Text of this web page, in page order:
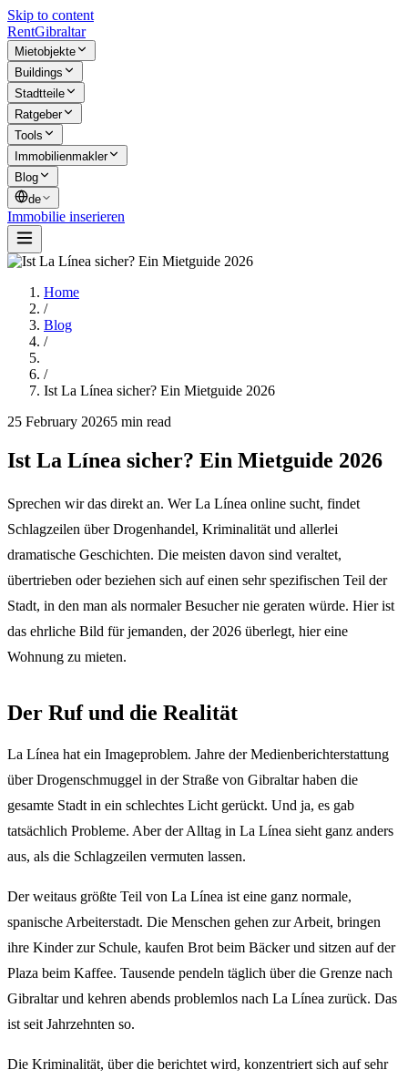
Skip to content
RentGibraltar
Mietobjekte
Buildings
Stadtteile
Ratgeber
Tools
Immobilienmakler
Blog
de
Immobilie inserieren
Home
/
Blog
/
/
Ist La Línea sicher? Ein Mietguide 2026
25 February 20265 min read
Ist La Línea sicher? Ein Mietguide 2026
Sprechen wir das direkt an. Wer La Línea online sucht, findet
Schlagzeilen über Drogenhandel, Kriminalität und allerlei
dramatische Geschichten. Die meisten davon sind veraltet,
übertrieben oder beziehen sich auf einen sehr spezifischen Teil der
Stadt, in den man als normaler Besucher nie geraten würde. Hier ist
das ehrliche Bild für jemanden, der 2026 überlegt, hier eine
Wohnung zu mieten.
Der Ruf und die Realität
La Línea hat ein Imageproblem. Jahre der Medienberichterstattung
über Drogenschmuggel in der Straße von Gibraltar haben die
gesamte Stadt in ein schlechtes Licht gerückt. Und ja, es gab
tatsächlich Probleme. Aber der Alltag in La Línea sieht ganz anders
aus, als die Schlagzeilen vermuten lassen.
Der weitaus größte Teil von La Línea ist eine ganz normale,
spanische Arbeiterstadt. Die Menschen gehen zur Arbeit, bringen
ihre Kinder zur Schule, kaufen Brot beim Bäcker und sitzen auf der
Plaza beim Kaffee. Tausende pendeln täglich über die Grenze nach
Gibraltar und kehren abends problemlos nach La Línea zurück. Das
ist seit Jahrzehnten so.
Die Kriminalität, über die berichtet wird, konzentriert sich auf sehr